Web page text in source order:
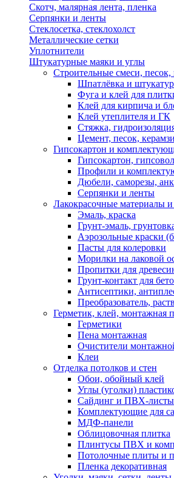
Скотч, малярная лента, пленка
Серпянки и ленты
Стеклосетка, стеклохолст
Металлические сетки
Уплотнители
Штукатурные маяки и углы
Строительные смеси, песок,
Шпатлёвка и
Фуга и клей для
Клей для кирпича и
Клей утеплителя и ГК
Стяжка,
Цемент, песок,
Гипсокартон и
Гипсокартон,
Профили и
Дюбели, саморезы,
Серпянки и ленты
Лакокрасочные материалы
Эмаль, краска
Грунт-эмаль,
Аэрозольные краски
Пасты для колеровки
Морилки на лаковой
Пропитки для
Грунт-контакт для
Антисептики,
Преобразователь,
Герметик, клей, монтажная
Герметики
Пена монтажная
Очистители
Клеи
Отделка потолков и стен
Обои, обойный клей
Углы (уголки)
Сайдинг и ПВХ-листы
Комплектующие для
МДФ-панели
Облицовочная плитка
Плинтусы ПВХ и
Потолочные плиты и
Пленка декоративная